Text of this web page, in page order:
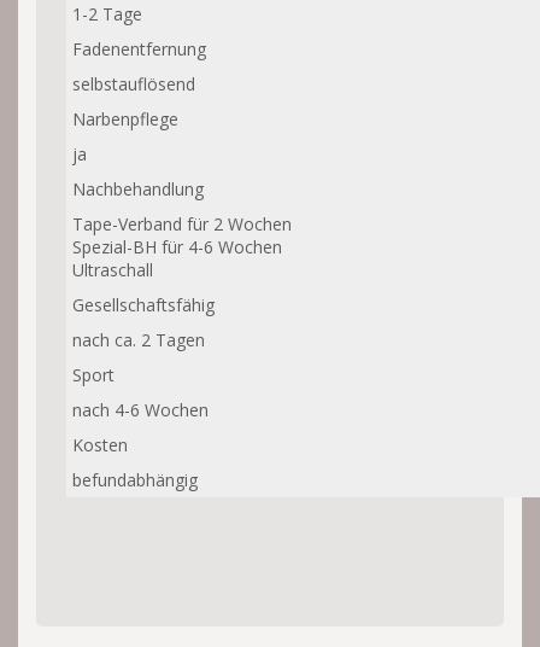
1-2 Tage
Fadenentfernung
selbstauflösend
Narbenpflege
ja
Nachbehandlung
Tape-Verband für 2 Wochen
Spezial-BH für 4-6 Wochen
Ultraschall
Gesellschaftsfähig
nach ca. 2 Tagen
Sport
nach 4-6 Wochen
Kosten
befundabhängig